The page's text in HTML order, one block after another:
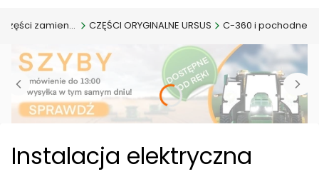
Akcesoria i części zamienne CZĘŚCI ORYGINALNE URSUS C-360 i pochodne
Instalacja elektryczna